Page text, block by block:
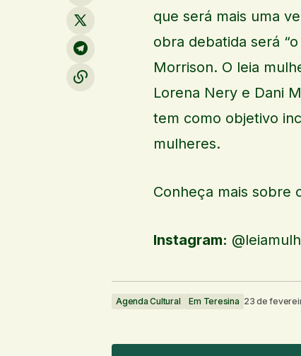
que será mais uma
obra debatida será
Morrison. O leia
Lorena Nery e Dani
tem como objetivo
mulheres.
Conheça mais sobre
Instagram:
Agenda Cultural Em Teresina 23 de